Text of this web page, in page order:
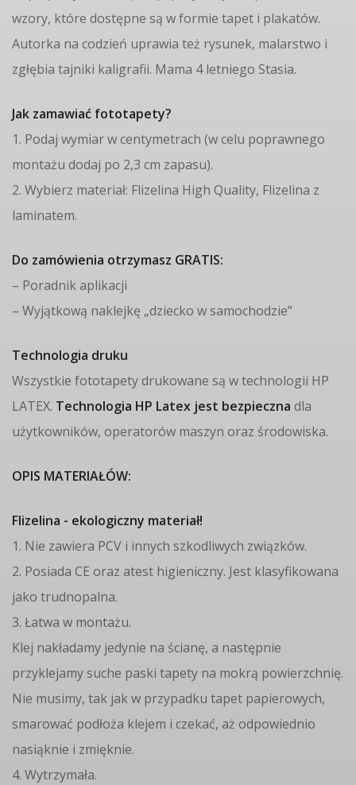
wzory, które dostępne są w formie tapet i plakatów.
Autorka na codzień uprawia też rysunek, malarstwo i
zgłębia tajniki kaligrafii. Mama 4 letniego Stasia.
Jak zamawiać fototapety?
1. Podaj wymiar w centymetrach (w celu poprawnego
montażu dodaj po 2,3 cm zapasu).
2. Wybierz materiał: Flizelina High Quality, Flizelina z
laminatem.
Do zamówienia otrzymasz GRATIS:
– Poradnik aplikacji
– Wyjątkową naklejkę „dziecko w samochodzie”
Technologia druku
Wszystkie fototapety drukowane są w technologii HP
LATEX. Technologia HP Latex jest bezpieczna dla
użytkowników, operatorów maszyn oraz środowiska.
OPIS MATERIAŁÓW:
Flizelina - ekologiczny materiał!
1. Nie zawiera PCV i innych szkodliwych związków.
2. Posiada CE oraz atest higieniczny. Jest klasyfikowana
jako trudnopalna.
3. Łatwa w montażu.
Klej nakładamy jedynie na ścianę, a następnie
przyklejamy suche paski tapety na mokrą powierzchnię.
Nie musimy, tak jak w przypadku tapet papierowych,
smarować podłoża klejem i czekać, aż odpowiednio
nasiąknie i zmięknie.
4. Wytrzymała.